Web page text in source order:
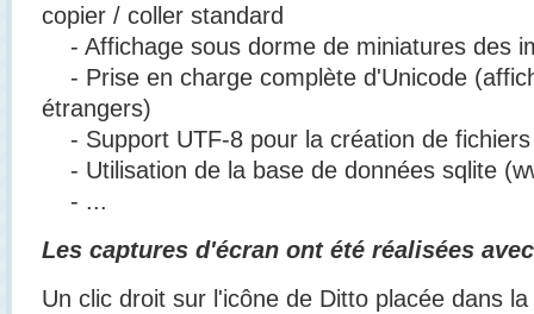
copier / coller standard
- Affichage sous dorme de miniatures des
- Prise en charge complète d'Unicode
étrangers)
- Support UTF-8 pour la création de fichiers
- Utilisation de la base de données sqlite
- ...
Les captures d'écran ont été réalisées
Un clic droit sur l'icône de Ditto placée dans